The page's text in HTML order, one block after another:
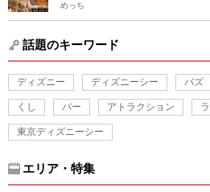
めっち
話題のキーワード
ディズニー ディズニーシー バズ
くし バー アトラクション
東京ディズニーシー
エリア・特集